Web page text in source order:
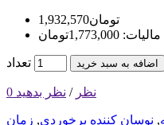
1,932,570تومان
تعداد اضافه به سبد خرید
0 نظر / نظر بدهید
, نوسان کننده برخوردي, زمان